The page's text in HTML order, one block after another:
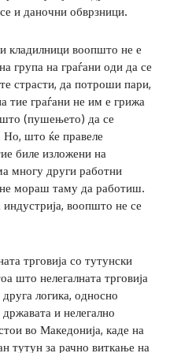
и даночни обврзници.
кладилници воопшто не е
група на граѓани оди да се
страсти, да потроши пари,
тие граѓани не им е грижа
(пушењето) да се
Но, што ќе правеле
биле изложени на
многу други работни
мораш таму да работиш.
воопшто не се
трговија со тутунски
што нелегалната трговија
логика, односно
и нелегално
во Македонија, каде на
тутун за рачно виткање на